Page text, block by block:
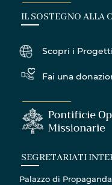
IL SOSTEGNO ALLA
Scopri i Progetti
Fai una
SEGRETARIATI
Palazzo di